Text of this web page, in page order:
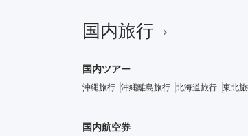
国内旅行
国内ツアー
沖縄旅行 沖縄離島旅行 北海道旅行 東北
国内航空券